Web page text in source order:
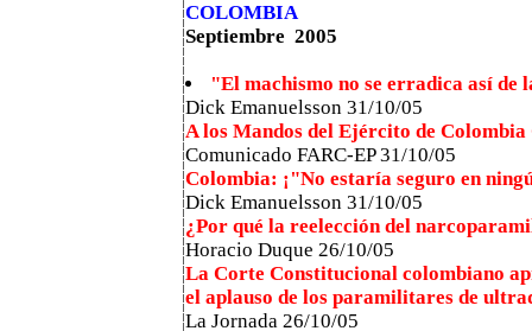
COLOMBIA
Septiembre 2005
"El machismo no se erradica así de
Dick Emanuelsson 31/10/05
A los Mandos del Ejército de
Comunicado FARC-EP 31/10/05
Colombia: ¡"No estaría seguro en
Dick Emanuelsson 31/10/05
¿Por qué la reelección del
Horacio Duque 26/10/05
La Corte Constitucional colombiano
el aplauso de los paramilitares de
La Jornada 26/10/05